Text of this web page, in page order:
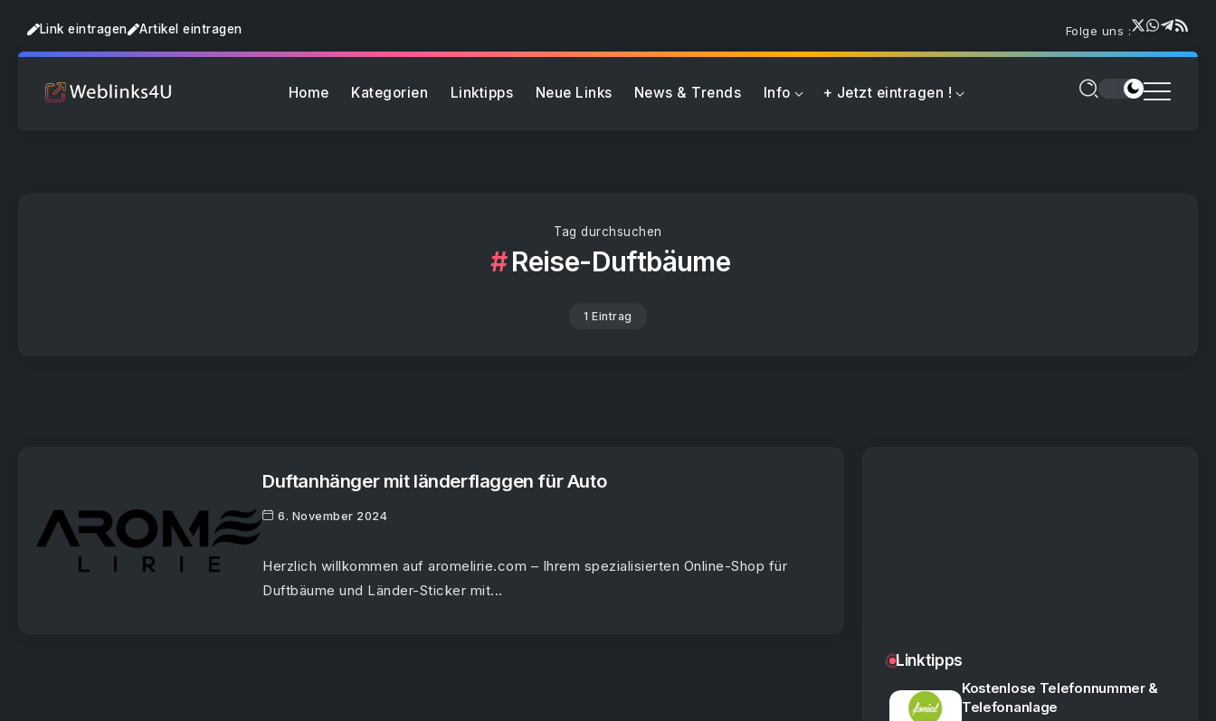
Link eintragen Artikel eintragen Folge uns :
Home Kategorien Linktipps Neue Links News & Trends Info + Jetzt eintragen !
Tag durchsuchen
Reise-Duftbäume
1 Eintrag
Duftanhänger mit länderflaggen für Auto
6. November 2024
Herzlich willkommen auf aromelirie.com – Ihrem spezialisierten Online-Shop für
Duftbäume und Länder-Sticker mit...
Linktipps
Kostenlose Telefonnummer &
Telefonanlage